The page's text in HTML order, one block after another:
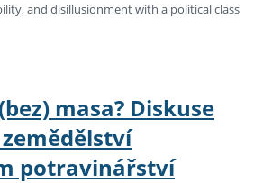
and disillusionment with a political class
masa? Diskuse
potravinářství